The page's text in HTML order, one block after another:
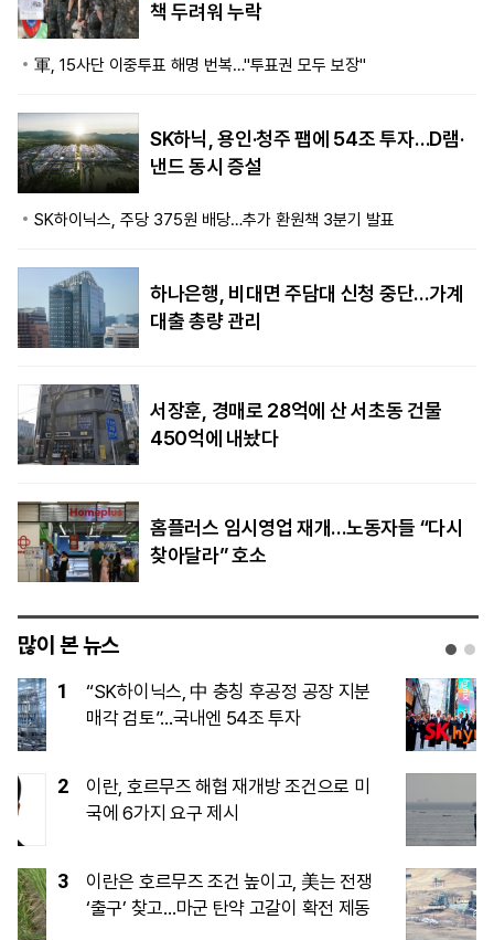
책 두려워 누락
軍, 15사단 이중투표 해명 번복…"투표권 모두 보장"
SK하닉, 용인·청주 팹에 54조 투자…D램·
낸드 동시 증설
SK하이닉스, 주당 375원 배당…추가 환원책 3분기 발표
하나은행, 비대면 주담대 신청 중단…가계
대출 총량 관리
서장훈, 경매로 28억에 산 서초동 건물
450억에 내놨다
홈플러스 임시영업 재개…노동자들 “다시
찾아달라” 호소
많이 본 뉴스
1
“SK하이닉스, 中 충칭 후공정 공장 지분
매각 검토”…국내엔 54조 투자
2
이란, 호르무즈 해협 재개방 조건으로 미
국에 6가지 요구 제시
3
이란은 호르무즈 조건 높이고, 美는 전쟁
‘출구’ 찾고…마군 탄약 고갈이 확전 제동